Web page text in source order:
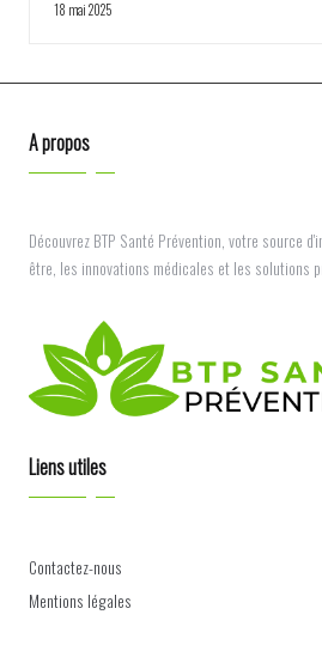
18 mai 2025
A propos
Découvrez BTP Santé Prévention, votre source
être, les innovations médicales et les solutions
Liens utiles
Contactez-nous
Mentions légales